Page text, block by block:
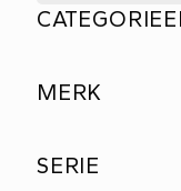
MERK
SERIE